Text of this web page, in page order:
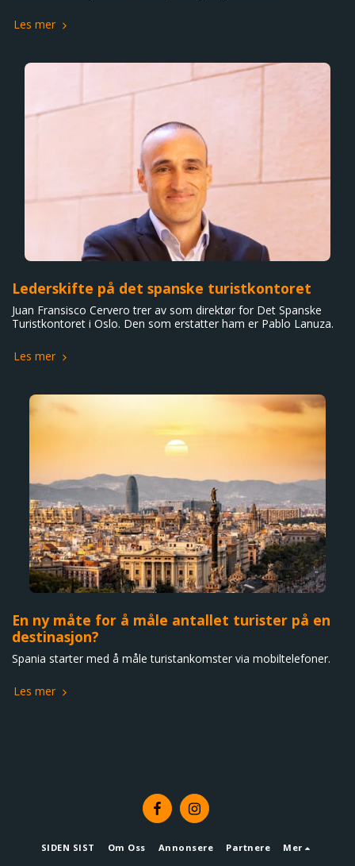
Les mer
Lederskifte på det spanske turistkontoret
Juan Fransisco Cervero trer av som direktør for Det Spanske
Turistkontoret i Oslo. Den som erstatter ham er Pablo Lanuza.
Les mer
En ny måte for å måle antallet turister på en
destinasjon?
Spania starter med å måle turistankomster via mobiltelefoner.
Les mer
SIDEN SIST Om Oss Annonsere Partnere Mer